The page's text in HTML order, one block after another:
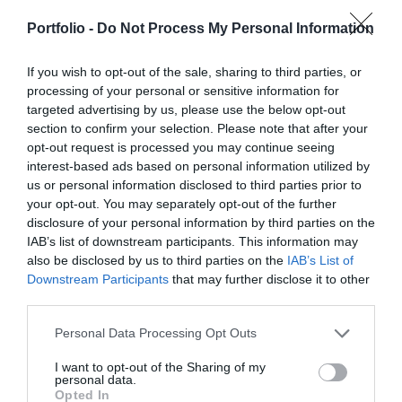
Portfolio - Do Not Process My Personal Information
If you wish to opt-out of the sale, sharing to third parties, or
processing of your personal or sensitive information for
targeted advertising by us, please use the below opt-out
section to confirm your selection. Please note that after your
opt-out request is processed you may continue seeing
interest-based ads based on personal information utilized by
us or personal information disclosed to third parties prior to
your opt-out. You may separately opt-out of the further
disclosure of your personal information by third parties on the
IAB’s list of downstream participants. This information may
also be disclosed by us to third parties on the IAB’s List of
Downstream Participants that may further disclose it to other
Personal Data Processing Opt Outs
I want to opt-out of the Sharing of my
personal data.
Opted In
szereplője – a termelők, az élelmiszergyártók és a
szolgálhatnak. Emellett a rendezvény széles
körű bemutatkozási és piacépítési lehetőséget biztosít az
agráriumot kiszolgáló vállalkozások – inputgyártók,
integrátorok, gépforgalmazók, finanszírozási és egyéb
szolgáltatók – számára. A konferencia a tartalmas
programkínálaton túl alkalmat teremt a szakmai
kapcsolatépítésre, a networkingre és az üzleti
tárgyalásokra, a színvonalas szakmai előadások és
kerekasztal-beszélgetések mellett pedig szórakoztató
műsorral járul hozzá a résztvevők feltöltődéséhez és
évente odaítélhető díjakat, amelyek az agrárium
legkiemelkedőbb szakmai teljesítményeinek és
eredményeinek elismeréséül szolgálnak. A díjakat az
Elképesztő ütemben digitalizálódik az életünk és ezzel
megszűnnek, a fiókokba, személyes ügyintézésre csak a
legkomplexebb ügyekben járunk, digitális csatornákon 0-24
órában kommunikálunk, ügyeket intézünk. Ám most a
digitális világot, a belső működést és az ügyfél front-
endeket is feje tetejére állítja az AI-forradalom, és az
agentic AI trend. Az önállóan cselekedni képes AI-
ügynökök, illetve az egyes üzleti, compliance és
adminisztratív folyamatokat támogató AI-eszközök és
vállalti megoldások korábban elképzelhetetlen sebességet
és rendkívüli hatékonyságbeli fejlődési lehetőséget adnak a
mesterséges intelligencia? Mire jó a vibe coding?
Nagyvállalatoknak és kkv-knak is szóló rendezvényünkön
többek között ezekre a kérdésekre is válaszokat keresünk
RÉSZLETEK & JEGYEK
DEEP TECH 2026
A következő évtizedek technológiai versenye nem azon dől
el, ki használja ügyesebben a kész megoldásokat. Hanem
azon, ki képes létrehozni, legyártani és birtokolni azokat a